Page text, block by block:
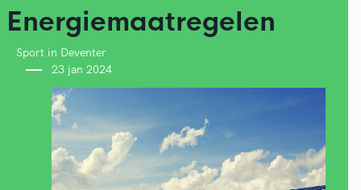
Energiemaatregelen
Sport in Deventer
23 jan 2024